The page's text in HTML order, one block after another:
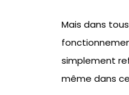
Mais dans
simplement
même dans